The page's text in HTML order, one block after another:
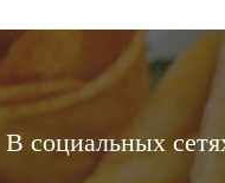
В социальных